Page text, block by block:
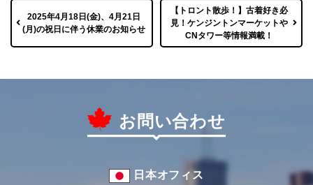
2025年4月18日(金)、4月21日
(月)の祝日に伴う休業のお知らせ
【トロント散歩！】古着好き必
見！ケンジントンマーケットや
CNタワー等情報満載！
お問い合わせ
日本オフィス